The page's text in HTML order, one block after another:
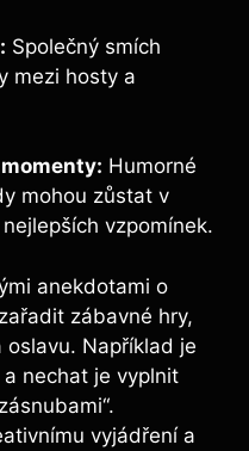
Společný smích
mezi hosty a
Humorné
mohou zůstat v
vzpomínek.
anekdotami o
zábavné hry,
Například je
nechat je vyplnit
vyjádření a